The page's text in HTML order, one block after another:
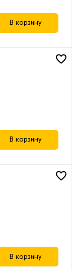
В корзину
В корзину
В корзину